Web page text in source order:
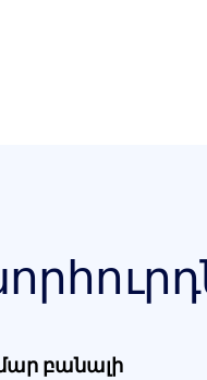
բանալի